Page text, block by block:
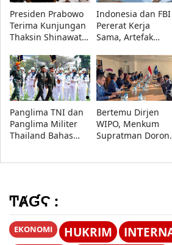
Presiden Prabowo
Terima Kunjungan
Thaksin Shinawatra
Indonesia dan FBI
Pererat Kerja
Sama, Artefak
Resmi
Panglima TNI dan
Panglima Militer
Thailand Bahas
Bertemu Dirjen
WIPO, Menkum
Supratman
ͲȺƓϚ :
EKONOMI HUKRIM